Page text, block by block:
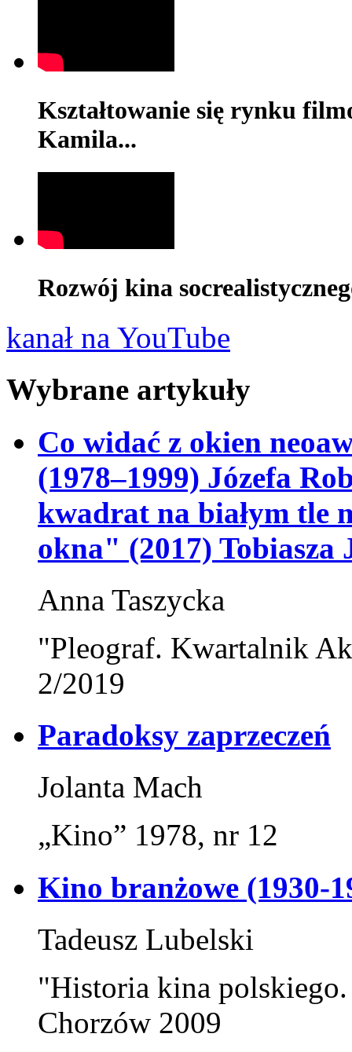
Kształtowanie się rynku
Kamila...
Rozwój kina
kanał na YouTube
Wybrane artykuły
Co widać z okien
(1978–1999) Józefa
kwadrat na białym tle
okna" (2017) Tobiasza
Anna Taszycka
"Pleograf. Kwartalnik
2/2019
Paradoksy zaprzeczeń
Jolanta Mach
„Kino” 1978, nr 12
Kino branżowe (1930-
Tadeusz Lubelski
"Historia kina
Chorzów 2009